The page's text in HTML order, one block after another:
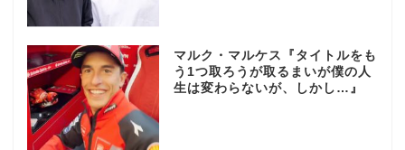
マルク・マルケス『タイトルをも
う1つ取ろうが取るまいが僕の人
生は変わらないが、しかし…』